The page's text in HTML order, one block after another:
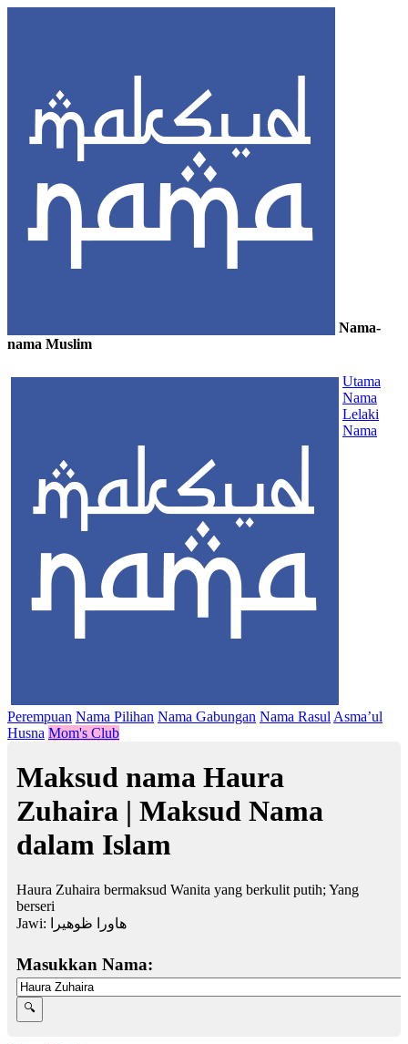
Nama-
nama Muslim
Utama
Nama
Lelaki
Nama
Perempuan Nama Pilihan Nama Gabungan Nama Rasul Asma’ul
Husna Mom's Club
Maksud nama Haura
Zuhaira | Maksud Nama
dalam Islam
Haura Zuhaira bermaksud Wanita yang berkulit putih; Yang
berseri
Jawi:
هاورا ظوهيرا
Masukkan Nama: